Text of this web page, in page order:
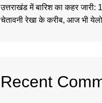
उत्तराखंड में बारिश का कहर
चेतावनी रेखा के करीब, आज भी
Recent